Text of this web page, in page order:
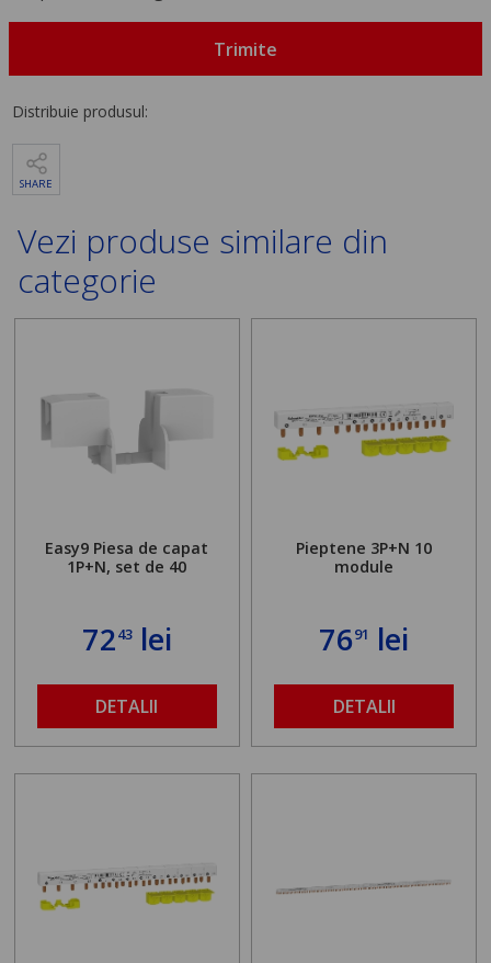
Trimite
Distribuie produsul:
SHARE
Vezi produse similare din
categorie
Easy9 Piesa de capat
1P+N, set de 40
7243lei
DETALII
Pieptene 3P+N 10
module
7691 lei
DETALII